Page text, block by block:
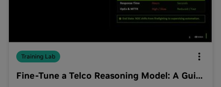
Training Lab
Fine-Tune a Telco Reasoning Model: A Guide to Synthetic Data, Tool Calling, and Evaluation